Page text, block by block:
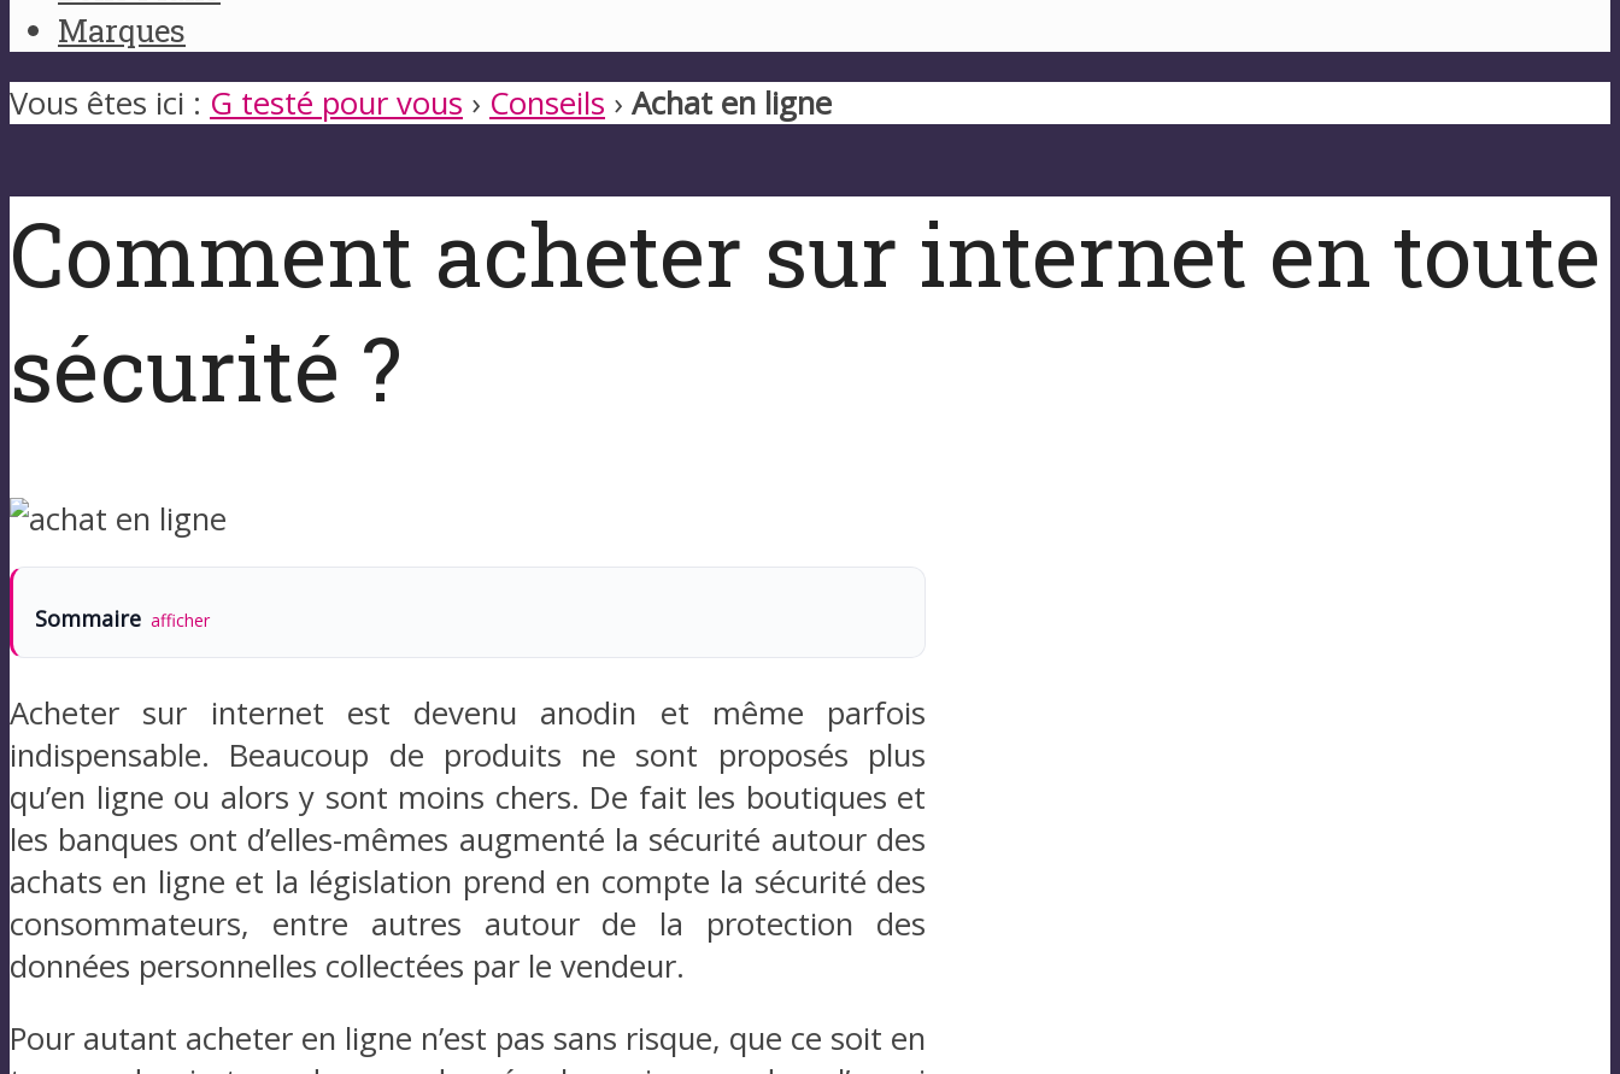
Marques
Vous êtes ici : G testé pour vous › Conseils › Achat en ligne
Comment acheter sur internet en toute
sécurité ?
Sommaire afficher
Acheter sur internet est devenu anodin et même parfois
indispensable. Beaucoup de produits ne sont proposés plus
qu’en ligne ou alors y sont moins chers. De fait les boutiques et
les banques ont d’elles-mêmes augmenté la sécurité autour des
achats en ligne et la législation prend en compte la sécurité des
consommateurs, entre autres autour de la protection des
données personnelles collectées par le vendeur.
Pour autant acheter en ligne n’est pas sans risque, que ce soit en